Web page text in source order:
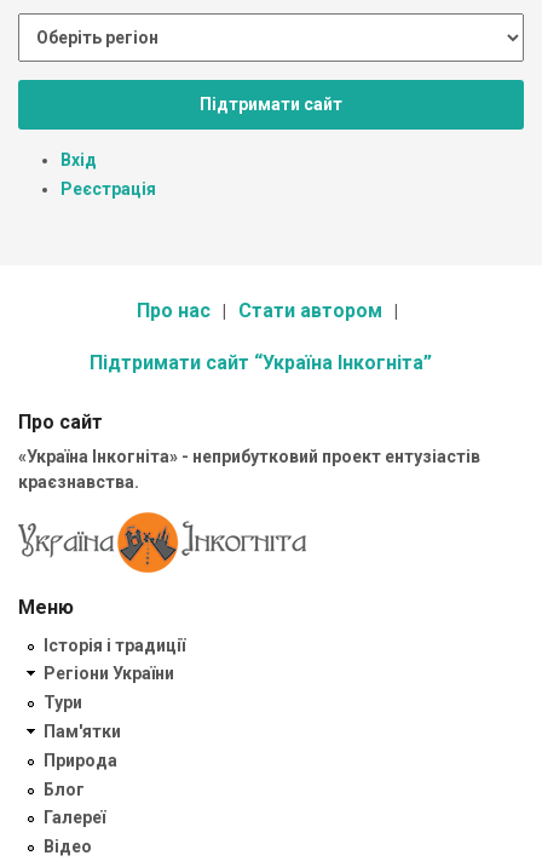
Підтримати сайт
Вхід
Реєстрація
Про нас Стати автором
Підтримати сайт “Україна Інкогніта”
Про сайт
«Україна Інкогніта» - неприбутковий проект ентузіастів
краєзнавства.
Меню
Історія і традиції
Регіони України
Тури
Пам'ятки
Природа
Блог
Галереї
Відео